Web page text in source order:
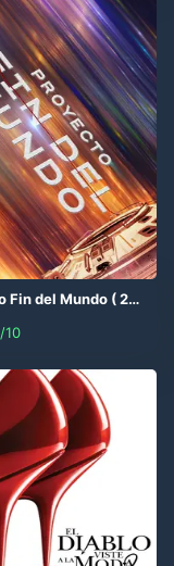
Fin del Mundo (2026
/10